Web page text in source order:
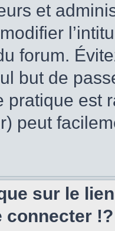
et
forum.
but de
pratique est
peut
sur le
connecter !?